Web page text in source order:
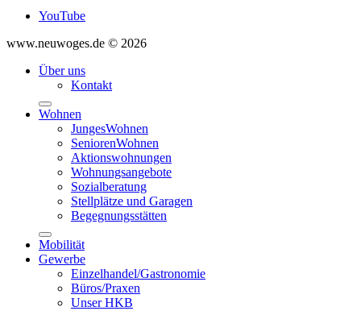
YouTube
www.neuwoges.de © 2026
Über uns
Kontakt
Wohnen
JungesWohnen
SeniorenWohnen
Aktionswohnungen
Wohnungsangebote
Sozialberatung
Stellplätze und Garagen
Begegnungsstätten
Mobilität
Gewerbe
Einzelhandel/Gastronomie
Büros/Praxen
Unser HKB